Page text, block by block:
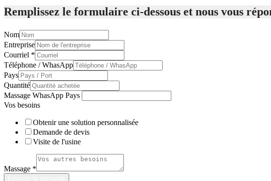
Remplissez le formulaire ci-dessous et nous vous
Nom
Entreprise
Courriel *
Téléphone / WhasApp
Pays
Quantité
Massage WhasApp Pays
Vos besoins
Obtenir une solution personnalisée
Demande de devis
Visite de l'usine
Massage *